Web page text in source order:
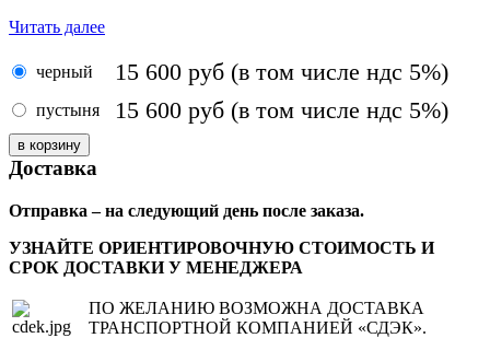
Читать далее
черный 15 600 руб (в том числе ндс 5%)
пустыня 15 600 руб (в том числе ндс 5%)
Доставка
Отправка – на следующий день после заказа.
УЗНАЙТЕ ОРИЕНТИРОВОЧНУЮ СТОИМОСТЬ И
СРОК ДОСТАВКИ У МЕНЕДЖЕРА
ПО ЖЕЛАНИЮ ВОЗМОЖНА ДОСТАВКА
ТРАНСПОРТНОЙ КОМПАНИЕЙ «СДЭК».